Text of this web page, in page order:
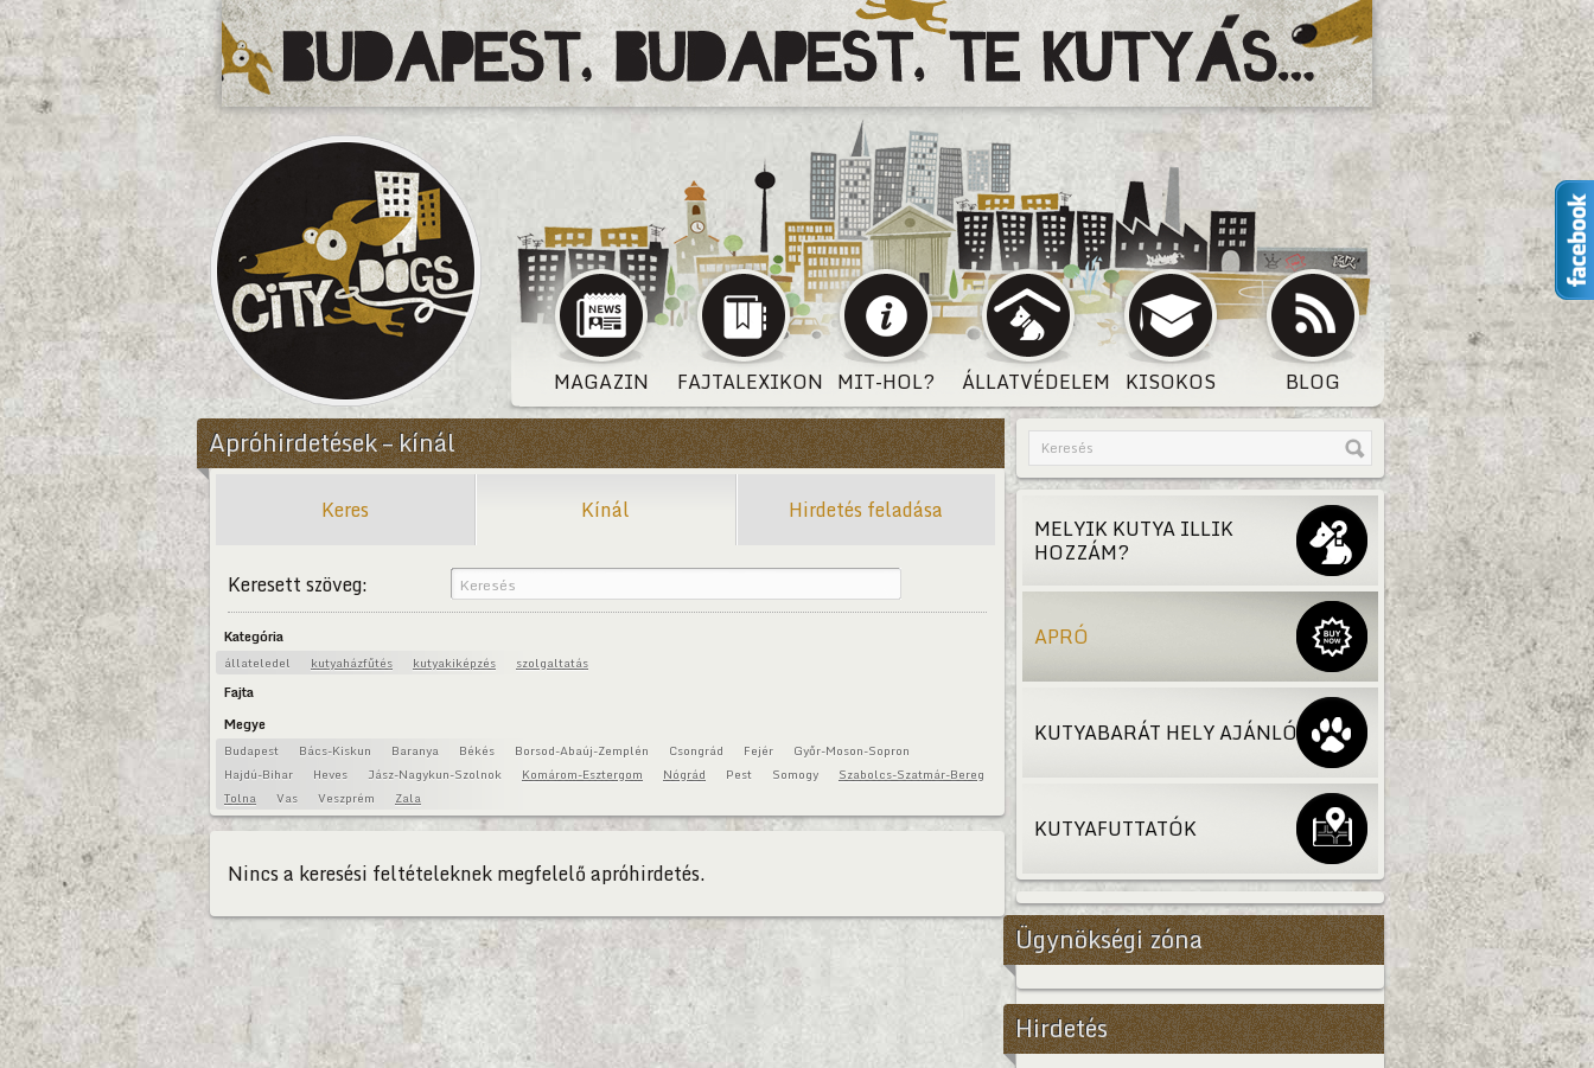
CityDogs
MAGAZIN FAJTALEXIKON MIT-HOL? ÁLLATVÉDELEM KISOKOS BLOG
Apróhirdetések – kínál
Keres Kínál Hirdetés feladása
Keresett szöveg:
Kategória
állateledel kutyaházfűtés kutyakiképzés szolgaltatás
Fajta
Megye
Budapest Bács-Kiskun Baranya Békés Borsod-Abaúj-Zemplén Csongrád Fejér
Győr-Moson-Sopron
Hajdú-Bihar
Heves Jász-Nagykun-Szolnok Komárom-Esztergom Nógrád Pest Somogy
Szabolcs-Szatmár-Bereg
Tolna
Vas Veszprém Zala
Nincs a keresési feltételeknek megfelelő apróhirdetés.
MELYIK KUTYA ILLIK
HOZZÁM?
APRÓ
KUTYABARÁT HELY AJÁNLÓ
KUTYAFUTTATÓK
Ügynökségi zóna
Hirdetés